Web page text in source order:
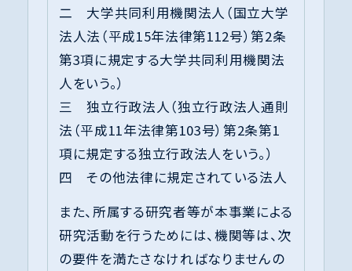
二 大学共同利用機関法人（国立大学
法人法（平成15年法律第112号）第2条
第3項に規定する大学共同利用機関法
人をいう。）
三 独立行政法人（独立行政法人通則
法（平成11年法律第103号）第2条第1
項に規定する独立行政法人をいう。）
四 その他法律に規定されている法人
また、所属する研究者等が本事業による
研究活動を行うためには、機関等は、次
の要件を満たさなければなりませんの